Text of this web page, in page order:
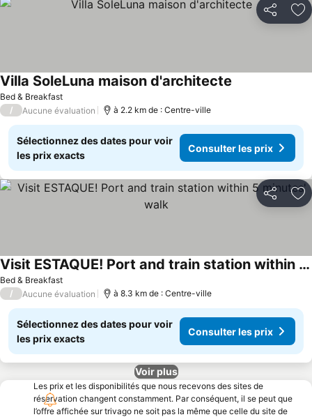
Partager
Bed & Breakfast
Villa SoleLuna maison d'architecte
/ Aucune évaluation à 2.2 km de : Centre-ville
Sélectionnez des dates pour voir
les prix exacts
Consulter les prix
Partager
Bed & Breakfast
Visit ESTAQUE! Port and train station within 5 minutes' walk
/ Aucune évaluation à 8.3 km de : Centre-ville
Sélectionnez des dates pour voir
les prix exacts
Consulter les prix
Voir plus
Les prix et les disponibilités que nous recevons des sites de
réservation changent constamment. Par conséquent, il se peut que
l’offre affichée sur trivago ne soit pas la même que celle du site de